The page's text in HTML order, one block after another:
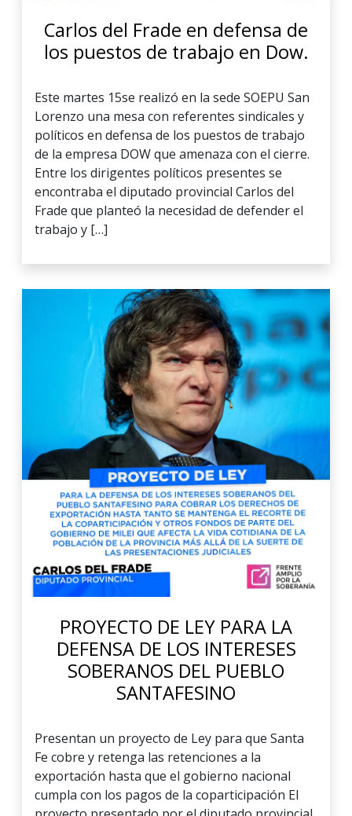
Carlos del Frade en defensa de
los puestos de trabajo en Dow.
Este martes 15se realizó en la sede SOEPU San
Lorenzo una mesa con referentes sindicales y
políticos en defensa de los puestos de trabajo
de la empresa DOW que amenaza con el cierre.
Entre los dirigentes políticos presentes se
encontraba el diputado provincial Carlos del
Frade que planteó la necesidad de defender el
trabajo y […]
PROYECTO DE LEY PARA LA
DEFENSA DE LOS INTERESES
SOBERANOS DEL PUEBLO
SANTAFESINO
Presentan un proyecto de Ley para que Santa
Fe cobre y retenga las retenciones a la
exportación hasta que el gobierno nacional
cumpla con los pagos de la coparticipación El